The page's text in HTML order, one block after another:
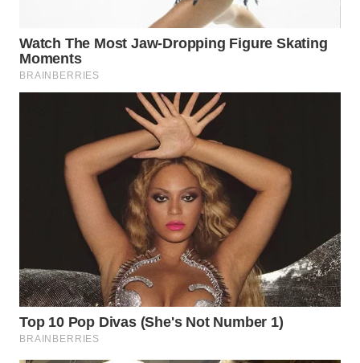
INDRAMAYU
WN
MAJALENGKA
SUKABUMI
WN
PURWAKARTA